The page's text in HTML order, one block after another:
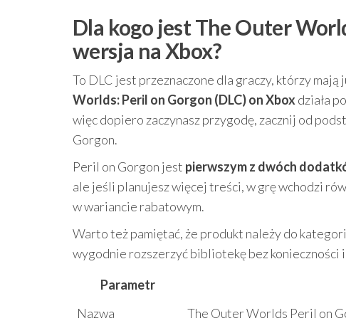
Dla kogo jest The Outer
wersja na Xbox?
To DLC jest przeznaczone dla graczy, którzy
Worlds: Peril on Gorgon (DLC) on Xbox działa
więc dopiero zaczynasz przygodę, zacznij od
Gorgon.
Peril on Gorgon jest pierwszym z dwóch
ale jeśli planujesz więcej treści, w grę wchodzi
w wariancie rabatowym.
Warto też pamiętać, że produkt należy do
wygodnie rozszerzyć bibliotekę bez konieczności
Parametr
Nazwa
The Outer Worlds Peril on